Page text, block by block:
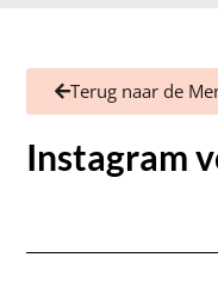
Terug naar de
Instagram